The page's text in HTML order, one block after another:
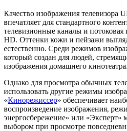
Качество изображения телевизора
впечатляет для стандартного
телевизионные каналы и потоковая
HD. Оттенки кожи и пейзажи
естественно. Среди режимов
который создан для людей,
изображения домашнего кинотеатра.
Однако для просмотра обычных
использовать другие режимы
«Кинорежиссер» обеспечивает
воспроизведение изображения,
энергосбережение» или «Эксперт»
выбором при просмотре